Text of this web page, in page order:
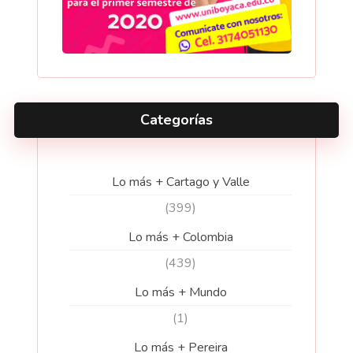
Categorías
Lo más + Cartago y Valle
(399)
Lo más + Colombia
(439)
Lo más + Mundo
(1)
Lo más + Pereira